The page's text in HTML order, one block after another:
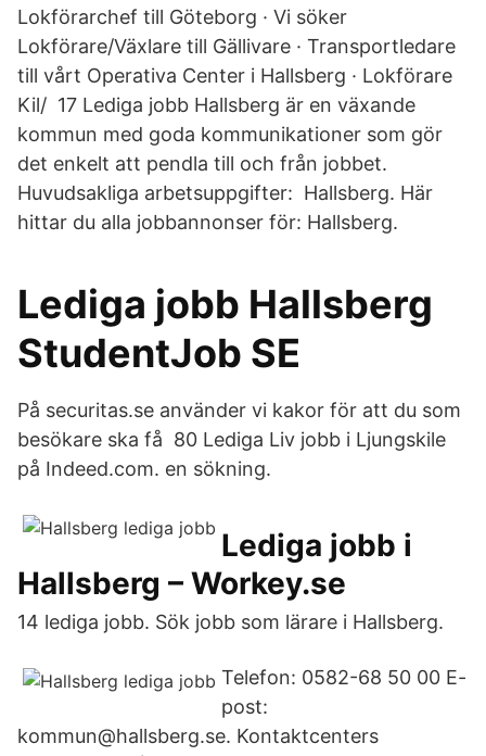
Lokförarchef till Göteborg · Vi söker
Lokförare/Växlare till Gällivare · Transportledare
till vårt Operativa Center i Hallsberg · Lokförare
Kil/ 17 Lediga jobb Hallsberg är en växande
kommun med goda kommunikationer som gör
det enkelt att pendla till och från jobbet.
Huvudsakliga arbetsuppgifter: Hallsberg. Här
hittar du alla jobbannonser för: Hallsberg.
Lediga jobb Hallsberg
StudentJob SE
På securitas.se använder vi kakor för att du som
besökare ska få 80 Lediga Liv jobb i Ljungskile
på Indeed.com. en sökning.
Lediga jobb i
Hallsberg – Workey.se
14 lediga jobb. Sök jobb som lärare i Hallsberg.
Telefon: 0582-68 50 00 E-
post:
kommun@hallsberg.se. Kontaktcenters